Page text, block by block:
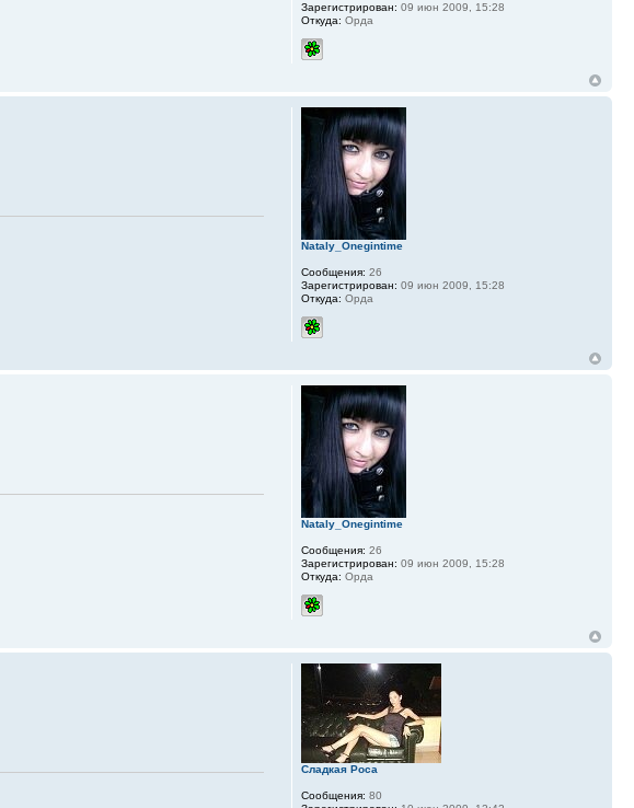
Зарегистрирован: 09 июн 2009, 15:28
Откуда: Орда
Nataly_Onegintime
Сообщения: 26
Зарегистрирован: 09 июн 2009, 15:28
Откуда: Орда
Nataly_Onegintime
Сообщения: 26
Зарегистрирован: 09 июн 2009, 15:28
Откуда: Орда
Сладкая Роса
Сообщения: 80